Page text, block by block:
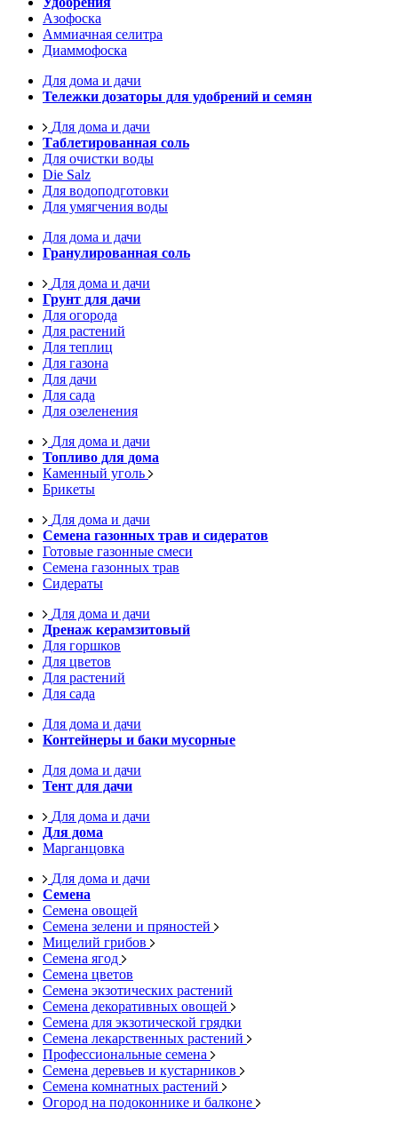
Азофоска
Аммиачная селитра
Диаммофоска
Для дома и дачи
Тележки дозаторы для удобрений и семян
Для дома и дачи
Таблетированная соль
Для очистки воды
Die Salz
Для водоподготовки
Для умягчения воды
Для дома и дачи
Гранулированная соль
Для дома и дачи
Грунт для дачи
Для огорода
Для растений
Для теплиц
Для газона
Для дачи
Для сада
Для озеленения
Для дома и дачи
Топливо для дома
Каменный уголь
Брикеты
Для дома и дачи
Семена газонных трав и сидератов
Готовые газонные смеси
Семена газонных трав
Сидераты
Для дома и дачи
Дренаж керамзитовый
Для горшков
Для цветов
Для растений
Для сада
Для дома и дачи
Контейнеры и баки мусорные
Для дома и дачи
Тент для дачи
Для дома и дачи
Для дома
Марганцовка
Для дома и дачи
Семена
Семена овощей
Семена зелени и пряностей
Мицелий грибов
Семена ягод
Семена цветов
Семена экзотических растений
Семена декоративных овощей
Семена для экзотической грядки
Семена лекарственных растений
Профессиональные семена
Семена деревьев и кустарников
Семена комнатных растений
Огород на подоконнике и балконе